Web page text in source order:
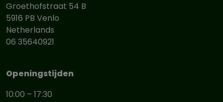
Groethofstraat 54 B
5916 PB Venlo
Netherlands
06 35640921
Openingstijden
10:00 – 17:30